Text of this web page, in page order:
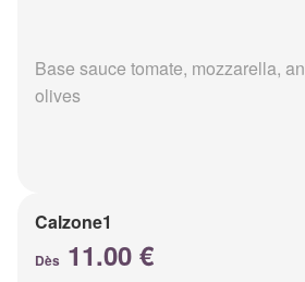
Base sauce tomate, mozzarella,
olives
Calzone1
Dès 11.00 €